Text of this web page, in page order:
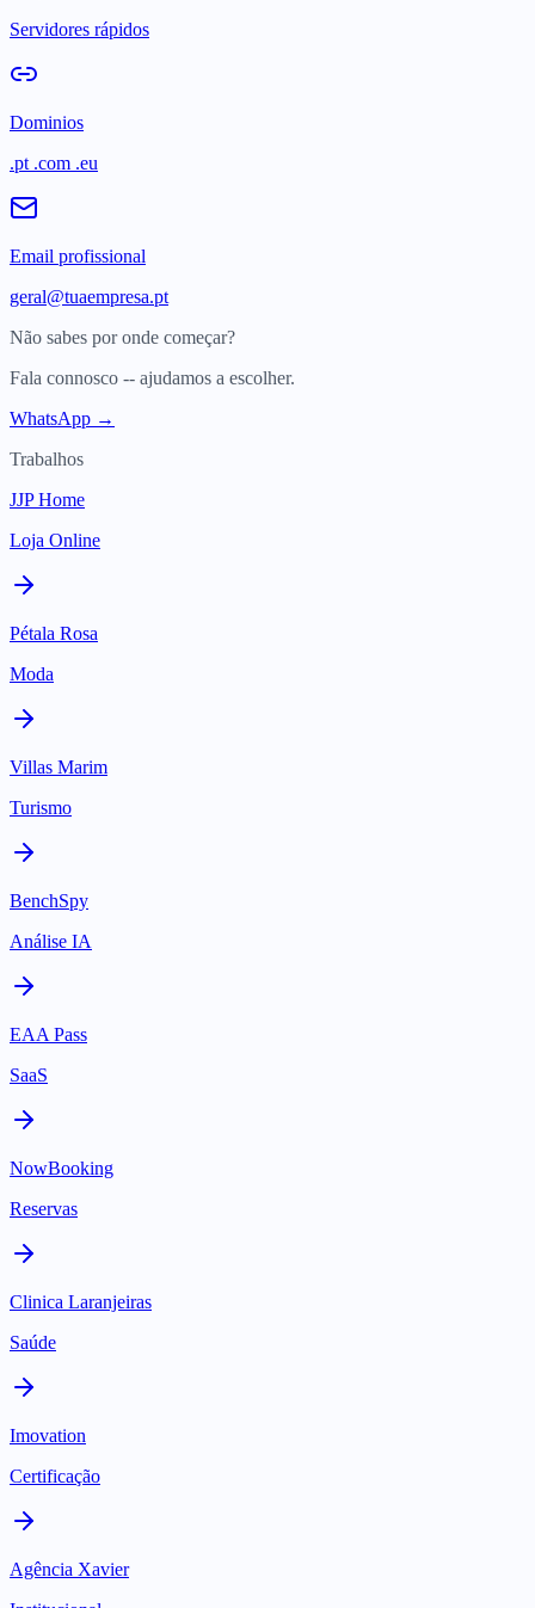
Servidores rápidos
Dominios
.pt .com .eu
Email profissional
geral@tuaempresa.pt
Não sabes por onde começar?
Fala connosco -- ajudamos a escolher.
WhatsApp →
Trabalhos
JJP Home
Loja Online
Pétala Rosa
Moda
Villas Marim
Turismo
BenchSpy
Análise IA
EAA Pass
SaaS
NowBooking
Reservas
Clinica Laranjeiras
Saúde
Imovation
Certificação
Agência Xavier